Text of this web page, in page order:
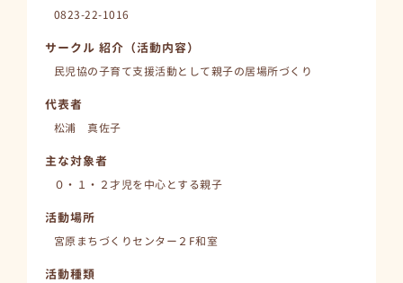
0823-22-1016
サークル 紹介（活動内容）
民児協の子育て支援活動として親子の居場所づくり
代表者
松浦 真佐子
主な対象者
０・１・２才児を中心とする親子
活動場所
宮原まちづくりセンター２F和室
活動種類